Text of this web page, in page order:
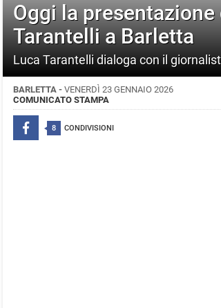
Oggi la
Tarantelli a Barletta
Luca Tarantelli dialoga con il
BARLETTA - VENERDÌ 23 GENNAIO 2026
COMUNICATO STAMPA
8 CONDIVISIONI